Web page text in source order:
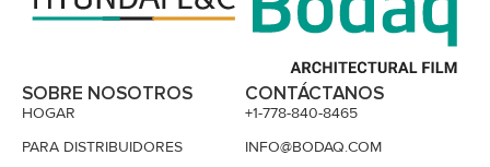
SOBRE NOSOTROS
HOGAR
PARA DISTRIBUIDORES
CONTÁCTANOS
+1-778-840-8465
INFO@BODAQ.COM